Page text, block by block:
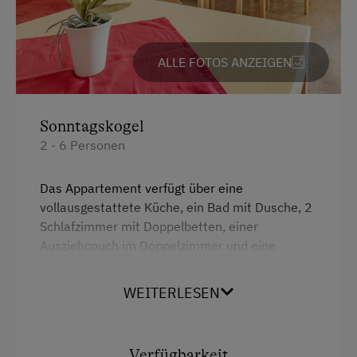
Hofeigene Produkte
Kinder-Ausstattung
Kinder sind willkommen
Ausstattung der Wohneinheit
Bettwäsche vorhanden
E-Herd
Geschirr vorhanden
ALLE FOTOS ANZEIGEN
Sonntagskogel
2 - 6 Personen
Das Appartement verfügt über eine
vollausgestattete Küche, ein Bad mit Dusche, 2
Schlafzimmer mit Doppelbetten, einer
Ausziehcouch im Doppelzimmer und eine
Appartement auch noch einen Fernseher und
WEITERLESEN